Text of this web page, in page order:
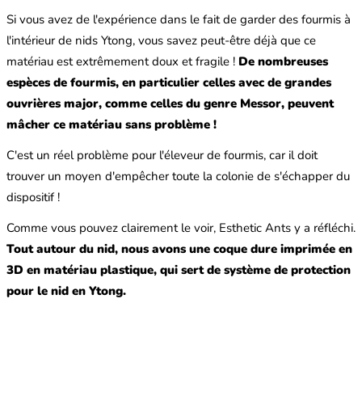
Si vous avez de l'expérience dans le fait de garder des fourmis à
l'intérieur de nids Ytong, vous savez peut-être déjà que ce
matériau est extrêmement doux et fragile ! De nombreuses
espèces de fourmis, en particulier celles avec de grandes
ouvrières major, comme celles du genre Messor, peuvent
mâcher ce matériau sans problème !
C'est un réel problème pour l'éleveur de fourmis, car il doit
trouver un moyen d'empêcher toute la colonie de s'échapper du
dispositif !
Comme vous pouvez clairement le voir, Esthetic Ants y a réfléchi.
Tout autour du nid, nous avons une coque dure imprimée en
3D en matériau plastique, qui sert de système de protection
pour le nid en Ytong.